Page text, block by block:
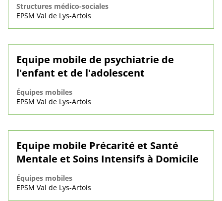
Structures médico-sociales
EPSM Val de Lys-Artois
Equipe mobile de psychiatrie de
l'enfant et de l'adolescent
Équipes mobiles
EPSM Val de Lys-Artois
Equipe mobile Précarité et Santé
Mentale et Soins Intensifs à Domicile
Équipes mobiles
EPSM Val de Lys-Artois